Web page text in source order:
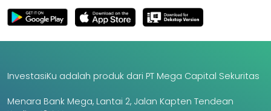
InvestasiKu adalah produk dari PT Mega Capital Sekuritas
Menara Bank Mega, Lantai 2, Jalan Kapten Tendean